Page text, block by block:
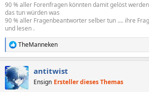
90 % aller Forenfragen könnten damit gelöst
das tun würden was
90 % aller Fragenbeantworter selber tun .... ihre
und lesen .
R
e
k
t
i
TheManneken
antitwist
Ensign Ersteller dieses Themas